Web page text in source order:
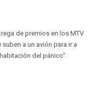
de premios en los MTV
a un avión para ir a
del pánico".